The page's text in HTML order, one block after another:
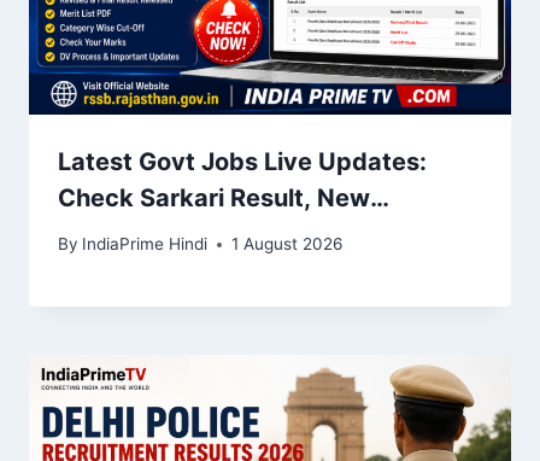
Latest Govt Jobs Live Updates:
Check Sarkari Result, New
Vacancies, and Employment News
By IndiaPrime Hindi 1 August 2026